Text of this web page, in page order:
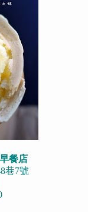
餐店
巷7號